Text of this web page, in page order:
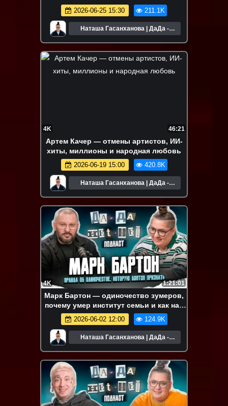
2026-06-25 15:30 211.1K
Наташа Гасанханова | ДаДа -
НетНет
4K 46:21
Артем Качер — отмены артистов, ИИ-
хиты, миллионы и народная любовь
2026-06-19 15:00 420.8K
Наташа Гасанханова | ДаДа -
НетНет
4K 1:21:01
Марк Бартон — одиночество зумеров,
почему умер институт семьи и как нас
спасти
2026-06-02 12:00 124.9K
Наташа Гасанханова | ДаДа -
НетНет